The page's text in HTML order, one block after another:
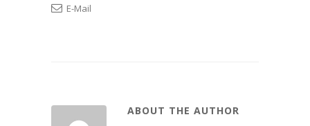
E-Mail
ABOUT THE AUTHOR